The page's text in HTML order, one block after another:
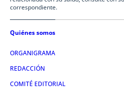
correspondiente.
Quiénes somos
ORGANIGRAMA
REDACCIÓN
COMITÉ EDITORIAL